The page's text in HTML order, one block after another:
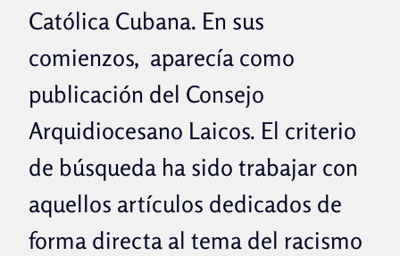
Católica Cubana. En sus
comienzos, aparecía como
publicación del Consejo
Arquidiocesano Laicos. El criterio
de búsqueda ha sido trabajar con
aquellos artículos dedicados de
forma directa al tema del racismo